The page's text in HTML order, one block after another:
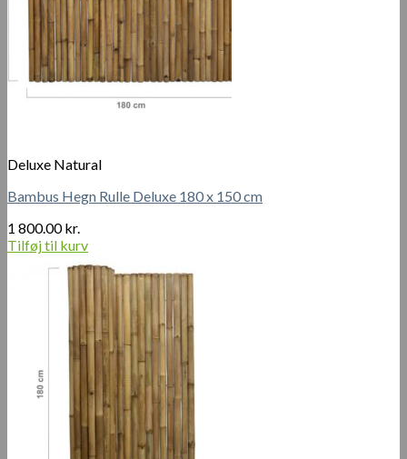
Deluxe Natural
Bambus Hegn Rulle Deluxe 180 x 150 cm
1 800.00kr.
Tilføj til kurv